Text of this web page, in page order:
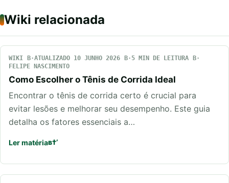
Wiki relacionada
WIKI ATUALIZADO 10 JUNHO 2026
5 MIN DE LEITURA
FELIPE NASCIMENTO
Como Escolher o Tênis de Corrida Ideal
Encontrar o tênis de corrida certo é crucial para
evitar lesões e melhorar seu desempenho. Este guia
detalha os fatores essenciais a…
Ler matéria